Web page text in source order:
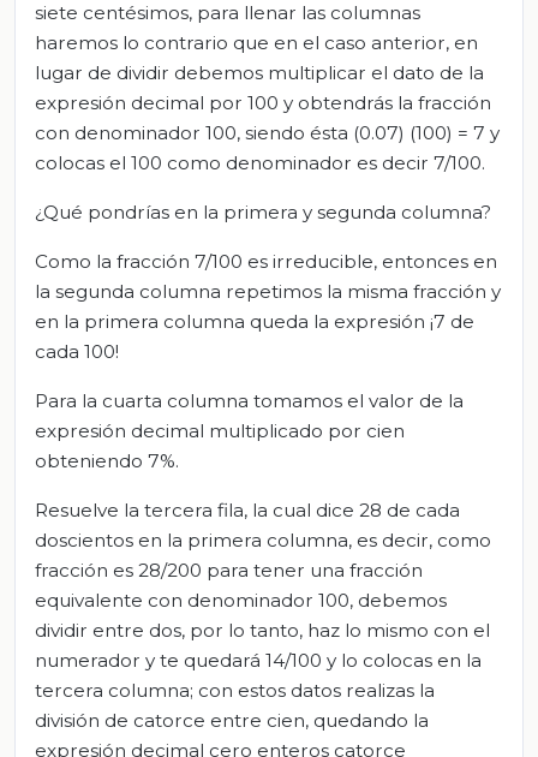
siete centésimos, para llenar las columnas
haremos lo contrario que en el caso anterior, en
lugar de dividir debemos multiplicar el dato de la
expresión decimal por 100 y obtendrás la fracción
con denominador 100, siendo ésta (0.07) (100) = 7 y
colocas el 100 como denominador es decir 7/100.
¿Qué pondrías en la primera y segunda columna?
Como la fracción 7/100 es irreducible, entonces en
la segunda columna repetimos la misma fracción y
en la primera columna queda la expresión ¡7 de
cada 100!
Para la cuarta columna tomamos el valor de la
expresión decimal multiplicado por cien
obteniendo 7%.
Resuelve la tercera fila, la cual dice 28 de cada
doscientos en la primera columna, es decir, como
fracción es 28/200 para tener una fracción
equivalente con denominador 100, debemos
dividir entre dos, por lo tanto, haz lo mismo con el
numerador y te quedará 14/100 y lo colocas en la
tercera columna; con estos datos realizas la
división de catorce entre cien, quedando la
expresión decimal cero enteros catorce